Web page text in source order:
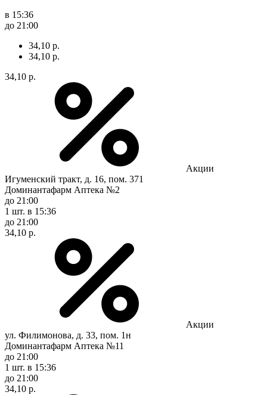
в 15:36
до 21:00
34,10 р.
34,10 р.
34,10 р.
Акции
Игуменский тракт, д. 16, пом. 371
Доминантафарм Аптека №2
до 21:00
1 шт. в 15:36
до 21:00
34,10 р.
Акции
ул. Филимонова, д. 33, пом. 1н
Доминантафарм Аптека №11
до 21:00
1 шт. в 15:36
до 21:00
34,10 р.